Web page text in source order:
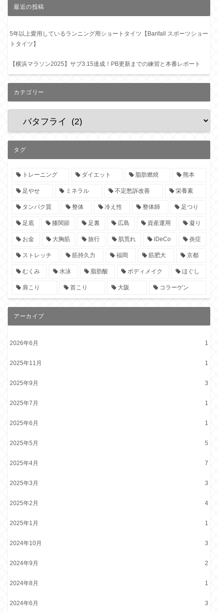
最近の投稿
5年以上愛用しているランニング用ショートタイツ【Barifall スポーツショー
トタイツ】
【横浜マラソン2025】サブ3.15達成！PB更新までの練習と本番レポート
カテゴリー
タグ
トレーニング ダイエット 脂肪燃焼 熊本
足やせ ミネラル 不定愁訴改善 栄養素
タンパク質 整体 冷え性 整体師 足つり
足底 膝関節 足裏 広島 資産運用 凝り
お金 大胸筋 旅行 肌荒れ iDeCo 炎症
ストレッチ 筋持久力 福岡 筋肥大 京都
むくみ 水泳 脂肪酸 ボディメイク ほぐし
肩こり 首こり 大阪 コラーゲン
アーカイブ
2026年6月 1
2025年11月 1
2025年9月 3
2025年7月 1
2025年6月 1
2025年5月 5
2025年4月 7
2025年3月 3
2025年2月 4
2025年1月 1
2024年10月 3
2024年9月 2
2024年8月 1
2024年6月 3